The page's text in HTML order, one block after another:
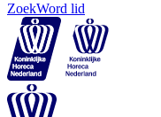
ZoekWord lid